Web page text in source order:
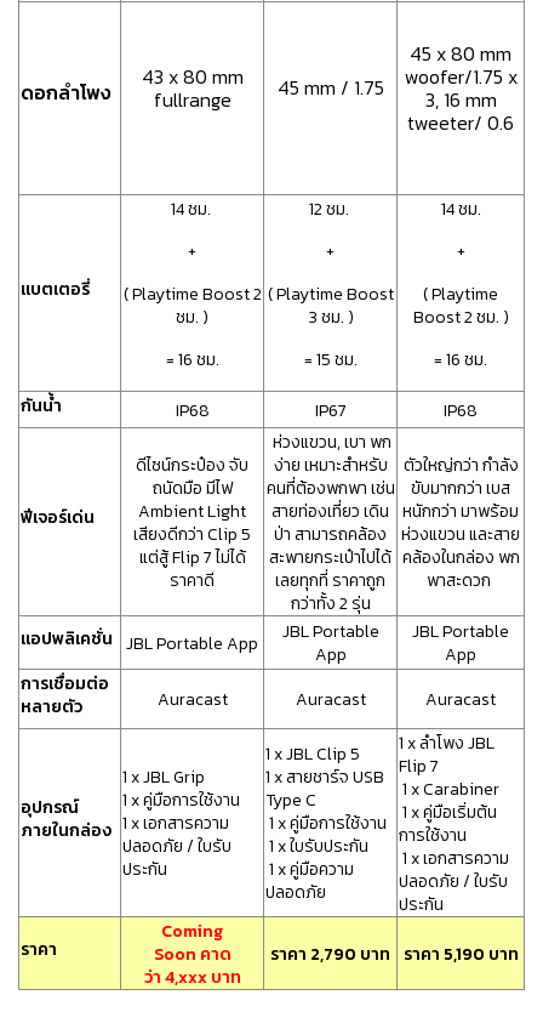
ดอกลำโพง
43 x 80 mm
fullrange 45 mm / 1.75
45 x 80 mm
woofer/1.75 x
3, 16 mm
tweeter/ 0.6
แบตเตอรี่
14 ชม.
+
( Playtime Boost 2
ชม. )
= 16 ชม.
12 ชม.
+
( Playtime Boost
3 ชม. )
= 15 ชม.
14 ชม.
+
( Playtime
Boost 2 ชม. )
= 16 ชม.
กันน้ำ
IP68 IP67 IP68
ฟีเจอร์เด่น
ดีไซน์กระป๋อง จับ
ถนัดมือ มีไฟ
Ambient Light
เสียงดีกว่า Clip 5
แต่สู้ Flip 7 ไม่ได้
ราคาดี
ห่วงแขวน, เบา พก
ง่าย เหมาะสำหรับ
คนที่ต้องพกพา เช่น
สายท่องเที่ยว เดิน
ป่า สามารถคล้อง
สะพายกระเป๋าไปได้
เลยทุกที่ ราคาถูก
กว่าทั้ง 2 รุ่น
ตัวใหญ่กว่า กำลัง
ขับมากกว่า เบส
หนักกว่า มาพร้อม
ห่วงแขวน และสาย
คล้องในกล่อง พก
พาสะดวก
แอปพลิเคชั่น JBL Portable App
JBL Portable
App
JBL Portable
App
การเชื่อมต่อ
หลายตัว
Auracast Auracast Auracast
อุปกรณ์
ภายในกล่อง
1 x JBL Grip
1 x คู่มือการใช้งาน
1 x เอกสารความ
ปลอดภัย / ใบรับ
ประกัน
1 x JBL Clip 5
1 x สายชาร์จ USB
Type C
1 x คู่มือการใช้งาน
1 x ใบรับประกัน
1 x คู่มือความ
ปลอดภัย
1 x ลำโพง JBL
Flip 7
1 x Carabiner
1 x คู่มือเริ่มต้น
การใช้งาน
1 x เอกสารความ
ปลอดภัย / ใบรับ
ประกัน
ราคา
Coming
Soon คาด
ว่า 4,xxx บาท
ราคา 2,790 บาท ราคา 5,190 บาท